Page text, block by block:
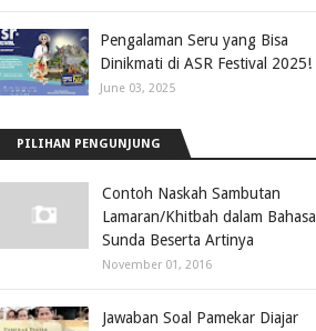
Pengalaman Seru yang Bisa
Dinikmati di ASR Festival 2025!
June 03, 2025
PILIHAN PENGUNJUNG
Contoh Naskah Sambutan
Lamaran/Khitbah dalam Bahasa
Sunda Beserta Artinya
November 01, 2016
Jawaban Soal Pamekar Diajar